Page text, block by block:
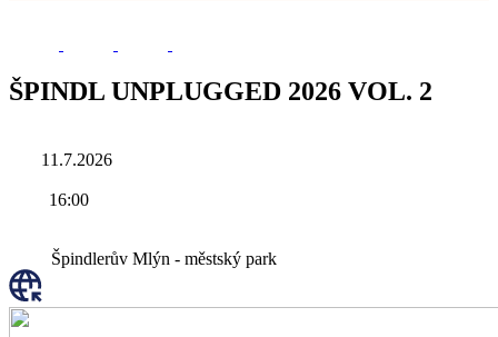
ŠPINDL UNPLUGGED 2026 VOL. 2
11.7.2026
16:00
Špindlerův Mlýn - městský park